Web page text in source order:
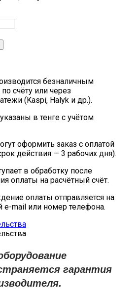
безналичным
счёту или через
(Kaspi, Halyk и др.).
в тенге с учётом
оформить заказ с оплатой
действия — 3 рабочих дня).
в обработку после
оплаты на расчётный счёт.
оплаты отправляется на
e-mail или номер телефона.
гарантия
.